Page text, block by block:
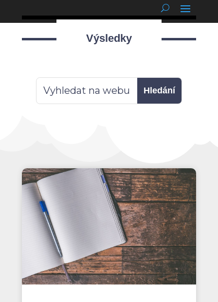
Výsledky